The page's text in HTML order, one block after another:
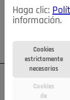
TABLÓN DE
NOSOTROS
Su cuenta
Haga clic:
información.
Cookies
estrictamente
necesarias
Cookies
de